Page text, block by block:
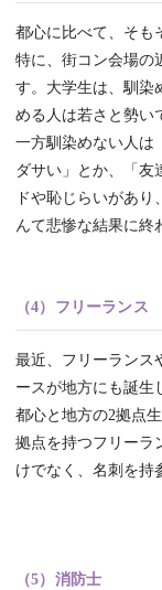
都心に比べて、そも
特に、街コン会場の
す。大学生は、馴染
める人は若さと勢い
一方馴染めない人は
ダサい」とか、「友
ドや恥じらいがあ
んて悲惨な結果に終
（4）フリーランス
最近、フリーランス
ースが地方にも誕生
都心と地方の2拠点
拠点を持つフリーラ
けでなく、名刺を持
（5）消防士